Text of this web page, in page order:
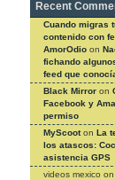
Recent
Cuando migras
contenido con
AmorOdio on
fichando
feed que
Black Mirror on
Facebook y
permiso
MyScooton La
los atascos:
asistencia GPS
videos mexico on